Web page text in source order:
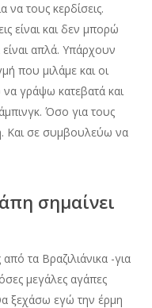
να τους κερδίσεις.
είναι και δεν μπορώ
απλά. Υπάρχουν
που μιλάμε και οι
γράψω κατεβατά και
Όσο για τους
Και σε συμβουλεύω να
σημαίνει
τα Βραζιλιάνικα -για
μεγάλες αγάπες
ξεχάσω εγώ την έρμη